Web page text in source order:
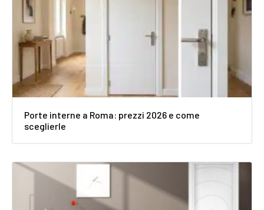
Porte interne a Roma: prezzi 2026 e come
sceglierle